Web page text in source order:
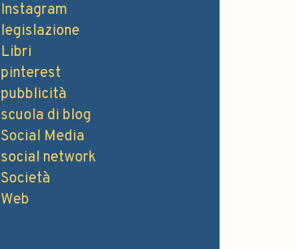
Instagram
legislazione
Libri
pinterest
pubblicità
scuola di blog
Social Media
social network
Società
Web